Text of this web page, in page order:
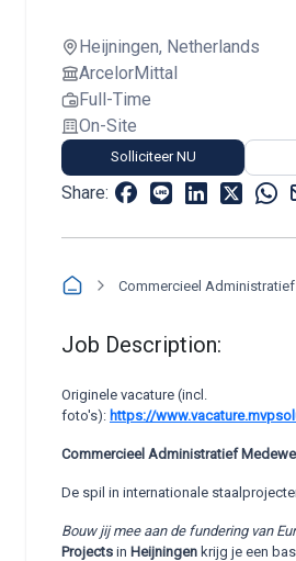
Heijningen, Netherlands
ArcelorMittal
Full-Time
On-Site
Solliciteer NU
Share:
Job Description:
Originele vacature (incl.
foto's): https://
Commercieel Administratief
De spil in internationale
Bouw jij mee aan de fundering van
Projects in Heijningen krijg je een